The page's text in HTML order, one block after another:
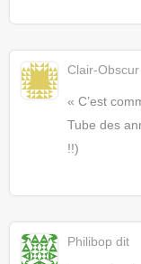
Clair-Obscur
« C’est
Tube des
!!)
Philibop dit